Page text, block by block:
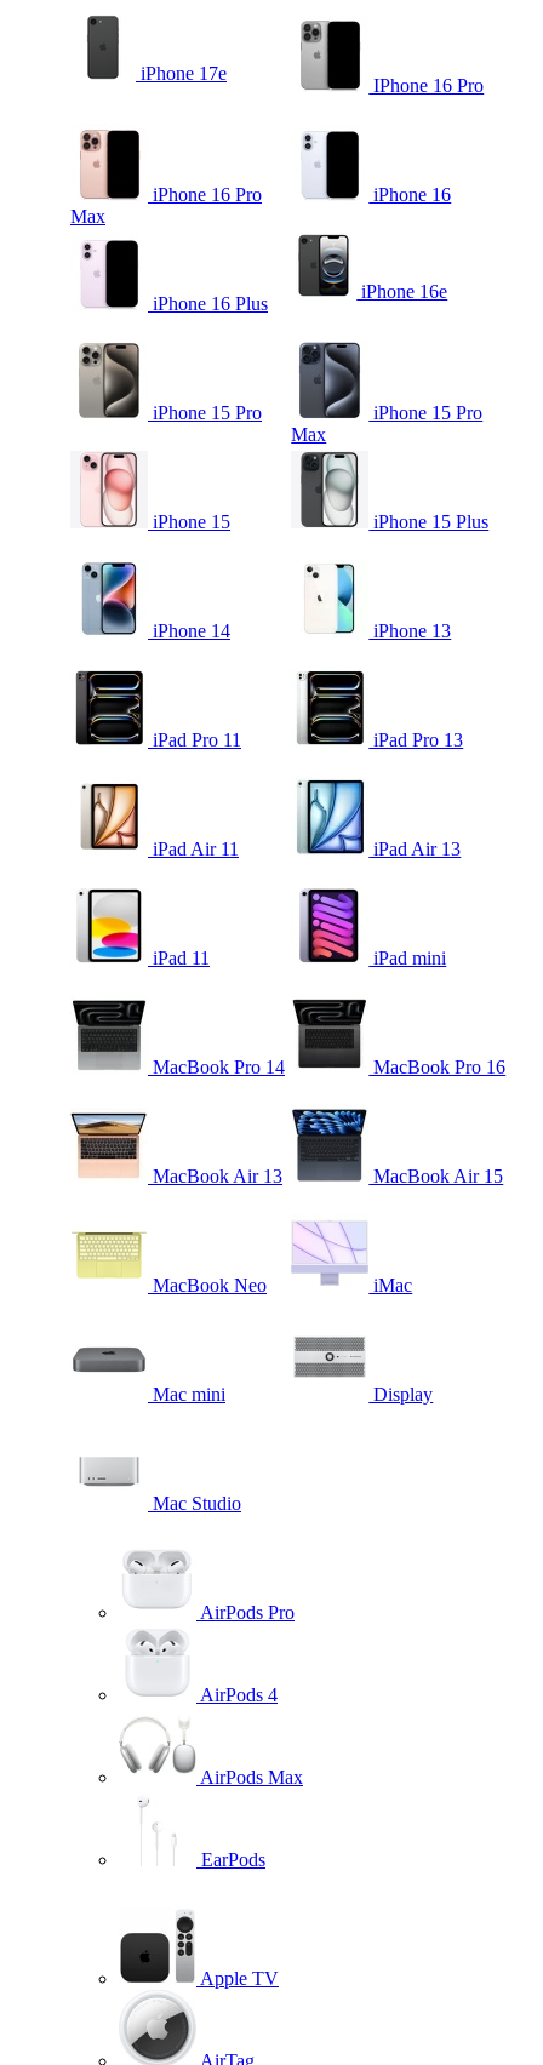
iPhone 17e
IPhone 16 Pro
iPhone 16 Pro
Max
iPhone 16
iPhone 16 Plus
iPhone 16e
iPhone 15 Pro
iPhone 15 Pro
Max
iPhone 15 iPhone 15 Plus
iPhone 14 iPhone 13
iPad Pro 11 iPad Pro 13
iPad Air 11 iPad Air 13
iPad 11 iPad mini
MacBook Pro 14 MacBook Pro 16
MacBook Air 13 MacBook Air 15
MacBook Neo iMac
Mac mini Display
Mac Studio
AirPods Pro
AirPods 4
AirPods Max
EarPods
Apple TV